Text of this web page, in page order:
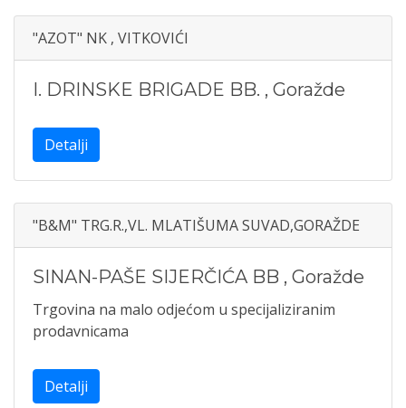
"AZOT" NK , VITKOVIĆI
I. DRINSKE BRIGADE BB. , Goražde
Detalji
"B&M" TRG.R.,VL. MLATIŠUMA SUVAD,GORAŽDE
SINAN-PAŠE SIJERČIĆA BB , Goražde
Trgovina na malo odjećom u specijaliziranim
prodavnicama
Detalji